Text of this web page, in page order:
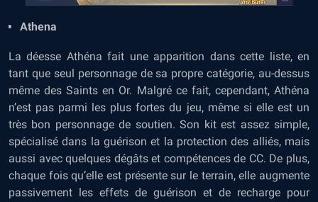
Athena
La déesse Athéna fait une apparition dans cette liste, en
tant que seul personnage de sa propre catégorie, au-dessus
même des Saints en Or. Malgré ce fait, cependant, Athéna
n’est pas parmi les plus fortes du jeu, même si elle est un
très bon personnage de soutien. Son kit est assez simple,
spécialisé dans la guérison et la protection des alliés, mais
aussi avec quelques dégâts et compétences de CC. De plus,
chaque fois qu’elle est présente sur le terrain, elle augmente
passivement les effets de guérison et de recharge pour